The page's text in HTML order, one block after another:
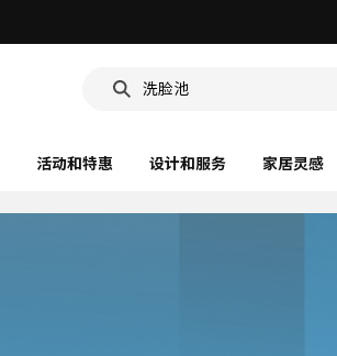
洗脸池
活动和特惠 设计和服务 家居灵感